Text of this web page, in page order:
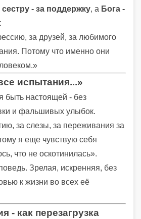
сестру - за поддержку, а Бога -
:
за друзей, за любимого
Потому что именно они
испытания...»
быть настоящей - без
и фальшивых улыбок.
за слезы, за переживания за
я еще чувствую себя
что не оскотинилась».
Зрелая, искренняя, без
к жизни во всех её
- как перезагрузка